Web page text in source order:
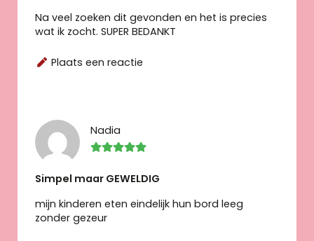
Na veel zoeken dit gevonden en het is precies
wat ik zocht. SUPER BEDANKT
Plaats een reactie
Nadia
Simpel maar GEWELDIG
mijn kinderen eten eindelijk hun bord leeg
zonder gezeur